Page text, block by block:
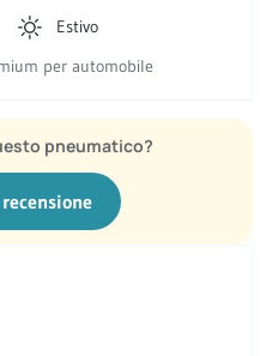
Estivo
per automobile
pneumatico?